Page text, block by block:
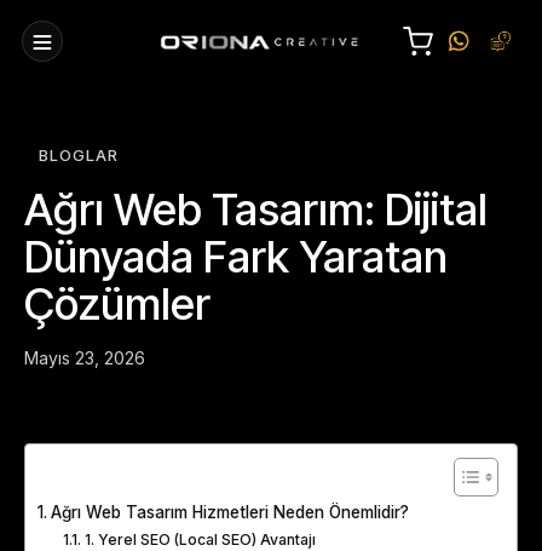
BLOGLAR
Ağrı Web Tasarım: Dijital
Dünyada Fark Yaratan
Çözümler
Mayıs 23, 2026
Ağrı Web Tasarım Hizmetleri Neden Önemlidir?
1. Yerel SEO (Local SEO) Avantajı